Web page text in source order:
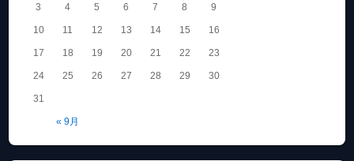
« 9月
3 4 5 6 7 8 9
10 11 12 13 14 15 16
17 18 19 20 21 22 23
24 25 26 27 28 29 30
31